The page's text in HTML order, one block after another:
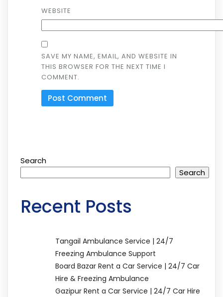
WEBSITE
SAVE MY NAME, EMAIL, AND WEBSITE IN
THIS BROWSER FOR THE NEXT TIME I
COMMENT.
Search
Search
Recent Posts
Tangail Ambulance Service | 24/7
Freezing Ambulance Support
Board Bazar Rent a Car Service | 24/7 Car
Hire & Freezing Ambulance
Gazipur Rent a Car Service | 24/7 Car Hire